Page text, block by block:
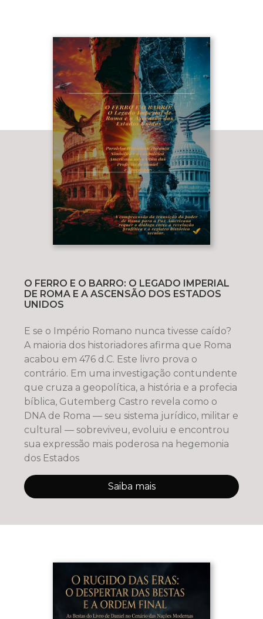
O FERRO E O BARRO: O LEGADO IMPERIAL
DE ROMA E A ASCENSÃO DOS ESTADOS
UNIDOS
E se o Império Romano nunca tivesse caído?
A maioria dos historiadores afirma que Roma
acabou em 476 d.C. Este livro prova o
contrário. Em uma investigação contundente
que cruza a geopolítica, a história e a profecia
bíblica, Gutemberg Castro revela como o
DNA de Roma — seu sistema jurídico, militar e
cultural — sobreviveu, evoluiu e encontrou
sua expressão mais poderosa na hegemonia
dos Estados
Saiba mais